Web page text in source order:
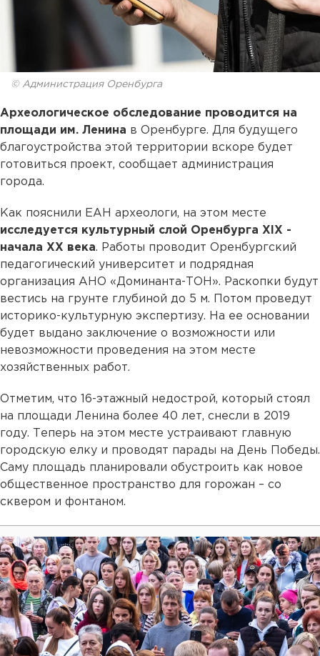
© Администрация Оренбурга
Археологическое обследование проводится на
площади им. Ленина в Оренбурге. Для будущего
благоустройства этой территории вскоре будет
готовиться проект, сообщает администрация
города.
Как пояснили ЕАН археологи, на этом месте
исследуется культурный слой Оренбурга XIX -
начала XX века. Работы проводит Оренбургский
педагогический университет и подрядная
организация АНО «Доминанта-ТОН». Раскопки будут
вестись на грунте глубиной до 5 м. Потом проведут
историко-культурную экспертизу. На ее основании
будет выдано заключение о возможности или
невозможности проведения на этом месте
хозяйственных работ.
Отметим, что 16-этажный недострой, который стоял
на площади Ленина более 40 лет, снесли в 2019
году. Теперь на этом месте устраивают главную
городскую елку и проводят парады на День Победы.
Саму площадь планировали обустроить как новое
общественное пространство для горожан – со
сквером и фонтаном.